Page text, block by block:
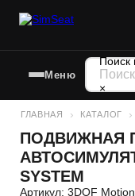
Меню
Поиск
×
ГЛАВНАЯ КАТАЛОГ
ПОДВИЖНАЯ
SYSTEM
Артикул: 3DOF